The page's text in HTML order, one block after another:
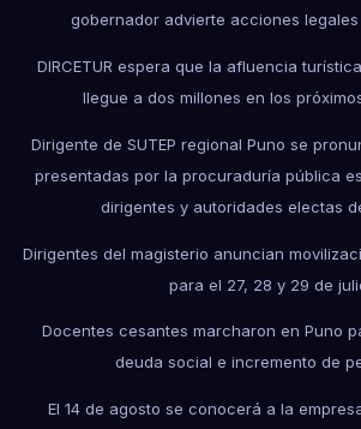
gobernador advierte acciones
DIRCETUR espera que la afluencia
llegue a dos millones en los
Dirigente de SUTEP regional Puno se
presentadas por la procuraduría pública
dirigentes y autoridades electas
Dirigentes del magisterio anuncian
para el 27, 28 y 29 de
Docentes cesantes marcharon en Puno
deuda social e incremento de
El 14 de agosto se conocerá a la